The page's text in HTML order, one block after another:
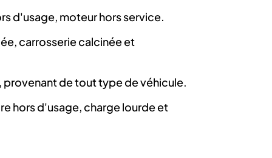
d'usage, moteur hors service.
carrosserie calcinée et
provenant de tout type de véhicule.
hors d'usage, charge lourde et